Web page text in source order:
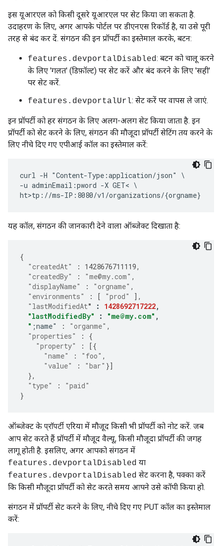
इस यूआरएल को किसी दूसरे यूआरएल पर सेट किया जा सकता है.
उदाहरण के लिए, अगर आपके पोर्टल पर डीएनएस रिकॉर्ड है, या उसे पूरी
तरह से बंद कर दें. संगठन की इन प्रॉपर्टी का इस्तेमाल करके, बटन:
features.devportalDisabled: बटन को चालू करने
के लिए 'गलत' (डिफ़ॉल्ट) पर सेट करें और बंद करने के लिए 'सही'
पर सेट करें.
features.devportalUrl: सेट करें पर वापस ले जाएं.
इन प्रॉपर्टी को हर संगठन के लिए अलग-अलग सेट किया जाता है. इन
प्रॉपर्टी को सेट करने के लिए, संगठन की मौजूदा प्रॉपर्टी सेटिंग तय करने के
लिए नीचे दिए गए एपीआई कॉल का इस्तेमाल करें:
curl -H "Content-Type:application/json" \
-u adminEmail:pword -X GET< \
ht>tp://ms-IP:8080/v1/organizations/{orgname}
यह कॉल, संगठन की जानकारी देने वाला ऑब्जेक्ट दिखाता है:
{
"createdAt"
: 1428676711119,
"createdBy"
: "me@my.com" ,
"displayName"
: "orgname" ,
"environments"
: [ "prod"
],
"lastModifiedAt" : 1428692717222,
"lastModifiedBy"
: "me@my.com" ,
" ;name" : "organme" ,
"properties"
:
{
"property"
:
[{
"name"
: "foo" ,
"value"
: "bar" }]
},
"type"
:
"paid"
}
ऑब्जेक्ट केप्रॉपर्टी एरिया में मौजूद किसी भी प्रॉपर्टी को नोट करें. जब
आप सेट करते हैं प्रॉपर्टी में मौजूद वैल्यू, किसी मौजूदा प्रॉपर्टी की जगह
लागू होती है. इसलिए, अगर आपको संगठन में
features.devportalDisabled या
features.devportalDisabled सेट करना है, पक्का करें
कि किसी मौजूदा प्रॉपर्टी को सेट करते समय आपने उसे कॉपी किया हो.
संगठन में प्रॉपर्टी सेट करने के लिए, नीचे दिए गए PUT कॉल का इस्तेमाल
करें: